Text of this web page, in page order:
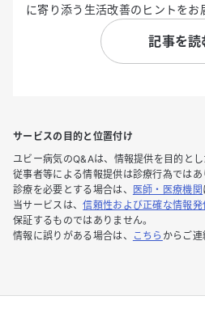
に寄り添う生活改善のヒントをお
記事を読
サービスの目的と位置付け
ユビー病気のQ&Aは、情報提供を目的と
従事者等による情報提供は診療行為ではあ
診療を必要とする場合は、 医師・医療機関
当サービスは、信頼性および正確な情報発
保証するものではありません。
情報に誤りがある場合は、
こちら からご連